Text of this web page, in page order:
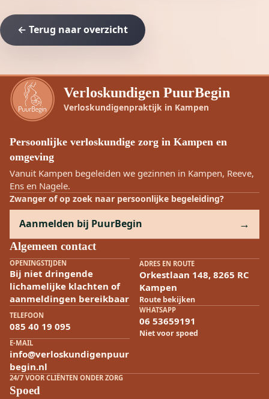
← Terug naar overzicht
Verloskundigen PuurBegin
Verloskundigenpraktijk in Kampen
Persoonlijke verloskundige zorg in Kampen en
omgeving
Vanuit Kampen begeleiden we gezinnen in Kampen, Reeve,
Ens en Nagele.
Zwanger of op zoek naar persoonlijke begeleiding?
Aanmelden bij PuurBegin
Algemeen contact
OPENINGSTIJDEN
Bij niet dringende
lichamelijke klachten of
aanmeldingen bereikbaar
ADRES EN ROUTE
Orkestlaan 148, 8265 RC
Kampen
Route bekijken
TELEFOON
085 40 19 095
WHATSAPP
06 53659191
Niet voor spoed
E-MAIL
info@verloskundigenpuur
begin.nl
24/7 VOOR CLIËNTEN ONDER ZORG
Spoed